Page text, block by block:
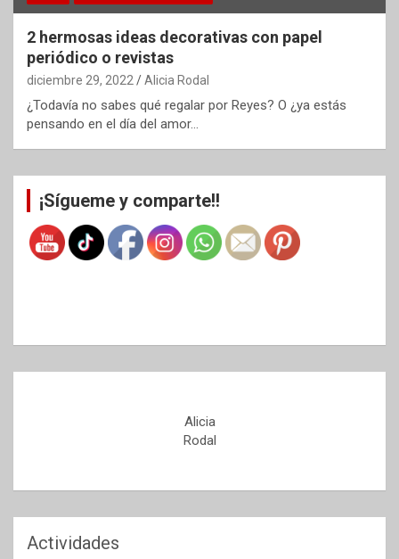
2 hermosas ideas decorativas con papel
periódico o revistas
diciembre 29, 2022 Alicia Rodal
¿Todavía no sabes qué regalar por Reyes? O ¿ya estás
pensando en el día del amor…
¡Sígueme y comparte!!
Alicia
Rodal
Actividades